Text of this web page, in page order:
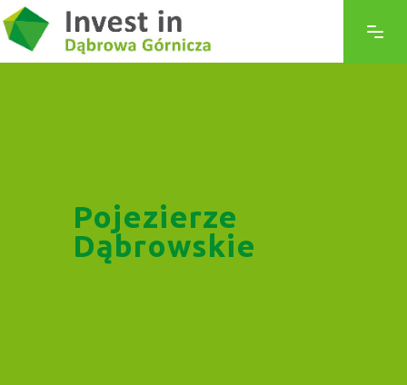
Pojezierze
Dąbrowskie